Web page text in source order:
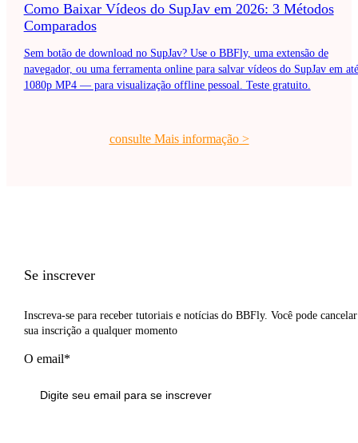
Como Baixar Vídeos do SupJav em 2026: 3 Métodos
Comparados
Sem botão de download no SupJav? Use o BBFly, uma extensão de
navegador, ou uma ferramenta online para salvar vídeos do SupJav em até
1080p MP4 — para visualização offline pessoal. Teste gratuito.
consulte Mais informação>
Se inscrever
Inscreva-se para receber tutoriais e notícias do BBFly. Você pode cancelar
sua inscrição a qualquer momento
O email*